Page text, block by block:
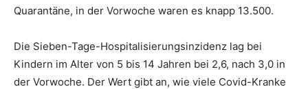
Quarantäne, in der Vorwoche waren es knapp 13.500.
Die Sieben-Tage-Hospitalisierungsinzidenz lag bei
Kindern im Alter von 5 bis 14 Jahren bei 2,6, nach 3,0 in
der Vorwoche. Der Wert gibt an, wie viele Covid-Kranke